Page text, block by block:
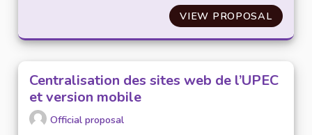
VIEW PROPOSAL
Centralisation des sites web de l’UPEC
et version mobile
Official proposal